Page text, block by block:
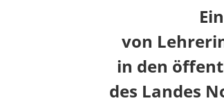
von
in den
des Landes